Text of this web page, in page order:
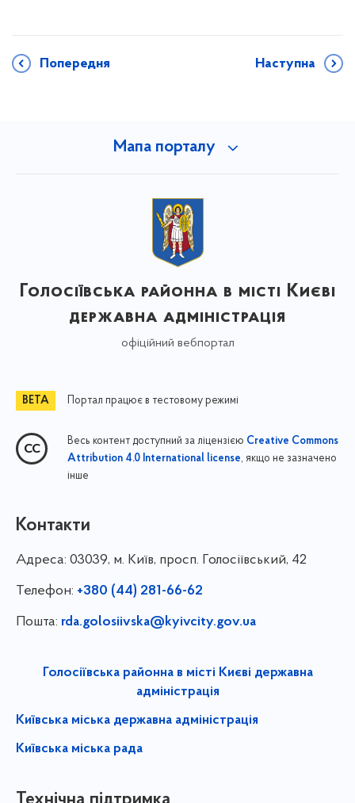
Попередня Наступна
Мапа порталу
Голосіївська районна в місті Києві
державна адміністрація
офіційний вебпортал
Портал працює в тестовому режимі
Весь контент доступний за ліцензією Creative Commons
Attribution 4.0 International license, якщо не зазначено
інше
Контакти
Адреса: 03039, м. Київ, просп. Голосіївський, 42
Телефон: +380 (44) 281-66-62
Пошта: rda.golosiivska@kyivcity.gov.ua
Голосіївська районна в місті Києві державна
адміністрація
Київська міська державна адміністрація
Київська міська рада